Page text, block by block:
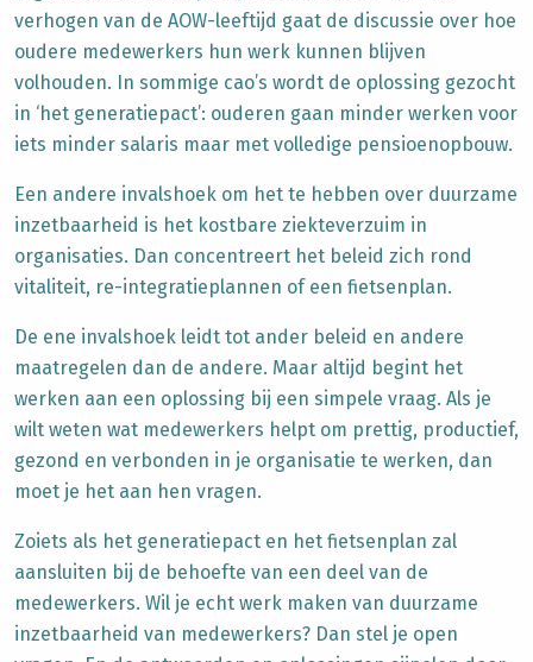
verhogen van de AOW-leeftijd gaat de discussie over hoe
oudere medewerkers hun werk kunnen blijven
volhouden. In sommige cao’s wordt de oplossing gezocht
in ‘het generatiepact’: ouderen gaan minder werken voor
iets minder salaris maar met volledige pensioenopbouw.
Een andere invalshoek om het te hebben over duurzame
inzetbaarheid is het kostbare ziekteverzuim in
organisaties. Dan concentreert het beleid zich rond
vitaliteit, re-integratieplannen of een fietsenplan.
De ene invalshoek leidt tot ander beleid en andere
maatregelen dan de andere. Maar altijd begint het
werken aan een oplossing bij een simpele vraag. Als je
wilt weten wat medewerkers helpt om prettig, productief,
gezond en verbonden in je organisatie te werken, dan
moet je het aan hen vragen.
Zoiets als het generatiepact en het fietsenplan zal
aansluiten bij de behoefte van een deel van de
medewerkers. Wil je echt werk maken van duurzame
inzetbaarheid van medewerkers? Dan stel je open